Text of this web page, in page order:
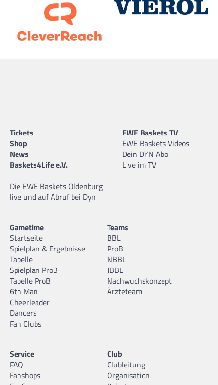
Tickets
Shop
News
Baskets4Life e.V.
Die EWE Baskets Oldenburg
live und auf Abruf bei Dyn
EWE Baskets TV
EWE Baskets Videos
Dein DYN Abo
Live im TV
Gametime
Startseite
Spielplan & Ergebnisse
Tabelle
Spielplan ProB
Tabelle ProB
6th Man
Cheerleader
Dancers
Fan Clubs
Teams
BBL
ProB
NBBL
JBBL
Nachwuchskonzept
Ärzteteam
Service
FAQ
Fanshops
Club
Clubleitung
Organisation